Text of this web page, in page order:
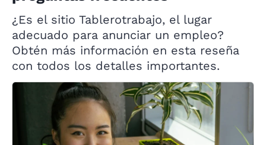
¿Es el sitio Tablerotrabajo, el lugar
adecuado para anunciar un empleo?
Obtén más información en esta reseña
con todos los detalles importantes.